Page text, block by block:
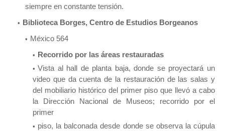
siempre en constante tensión.
Biblioteca Borges, Centro de Estudios Borgeanos
México 564
Recorrido por las áreas restauradas
Vista al hall de planta baja, donde se proyectará un
video que da cuenta de la restauración de las salas y
del mobiliario histórico del primer piso que llevó a cabo
la Dirección Nacional de Museos; recorrido por el
primer
piso, la balconada desde donde se observa la cúpula